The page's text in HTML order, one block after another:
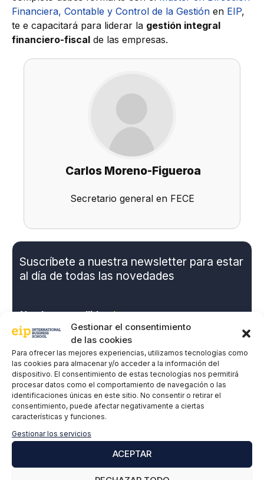
Gestionar el consentimiento
de las cookies
Para ofrecer las mejores experiencias, utilizamos tecnologías como
las cookies para almacenar y/o acceder a la información del
dispositivo. El consentimiento de estas tecnologías nos permitirá
procesar datos como el comportamiento de navegación o las
identificaciones únicas en este sitio. No consentir o retirar el
consentimiento, puede afectar negativamente a ciertas
características y funciones.
Gestionar los servicios
ACEPTAR
Financiera, Contable y Control de la Gestión en EIP,
te e capacitará para liderar la gestión integral
financiero-fiscal de las empresas.
Carlos Moreno-Figueroa
Secretario general en FECE
Suscríbete a nuestra newsletter para estar
al día de todas las novedades
Nombre y apellidos*
Correo electrónico*
P
o
l
i
Doy mi consentimiento expreso y acepto la